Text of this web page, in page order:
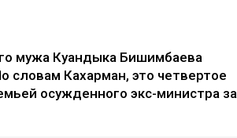
мужа Куандыка Бишимбаева
словам Кахарман, это четвертое
осужденного экс-министра за